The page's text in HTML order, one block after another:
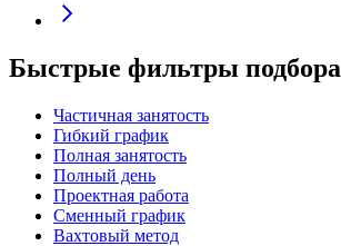
Быстрые фильтры
Частичная занятость
Гибкий график
Полная занятость
Полный день
Проектная работа
Сменный график
Вахтовый метод